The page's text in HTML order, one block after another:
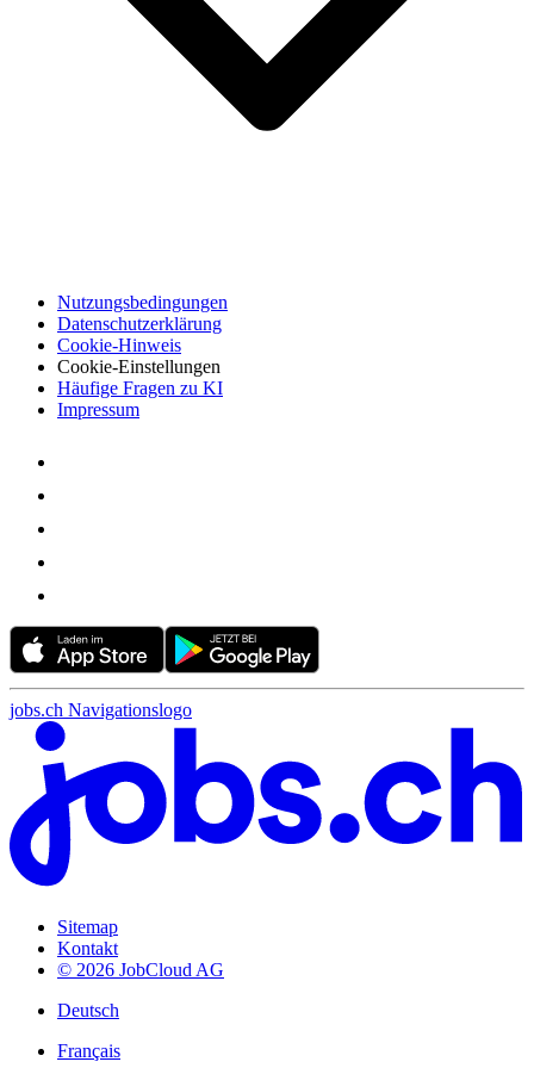
Nutzungsbedingungen
Datenschutzerklärung
Cookie-Hinweis
Cookie-Einstellungen
Häufige Fragen zu KI
Impressum
jobs.ch Navigationslogo
Sitemap
Kontakt
© 2026 JobCloud AG
Deutsch
Français